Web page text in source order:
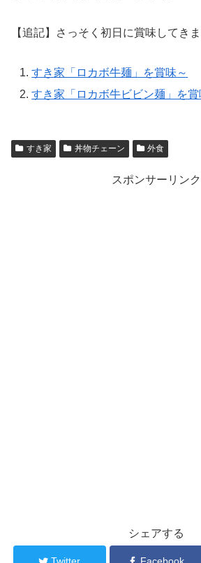
【追記】さっそく初日に賞味してき
すき家「ロカボ牛麺」を賞味～
すき家「ロカボ牛ビビン麺」を賞
すき家 丼物チェーン 外食
スポンサーリンク
シェアする